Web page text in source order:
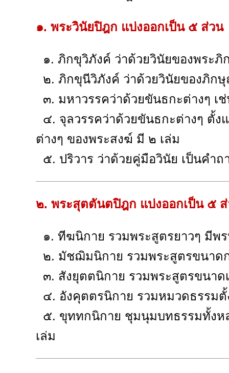
๑. พระวินัยปิฎก แบ่งออกเป็น ๕ ส่วน
๑. ภิกขุวิภังค์ ว่าด้วยวินัยของพระ
๒. ภิกขุนีวิภังค์ ว่าด้วยวินัยของภิก
๓. มหาวรรคว่าด้วยขันธกะต่างๆ เ
๔. จุลวรรคว่าด้วยขันธกะต่างๆ ตั้
ต่างๆ ของพระสงฆ์ มี ๒ เล่ม
๕. ปริวาร ว่าด้วยคู่มือวินัย เป็นคำ
๒. พระสุตตันตปิฎก แบ่งออกเป็น ๕
๑. ทีฆนิกาย รวมพระสูตรยาวๆ มีพ
๒. มัชฌิมนิกาย รวมพระสูตรขนาด
๓. สังยุตตนิกาย รวมพระสูตรขนาด
๔. อังคุตตรนิกาย รวมหมวดธรรม
๕. ขุททกนิกาย ชุมนุมบทธรรมทั้ง
เล่ม